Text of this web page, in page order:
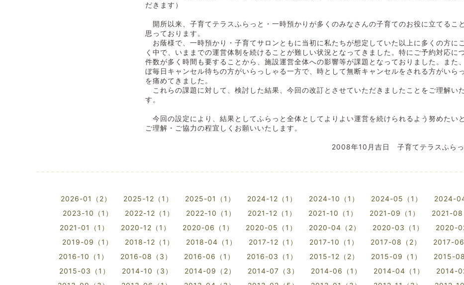
だきます）
開所以来、子育てテラスふらっと・一時預かりが多くのみなさんの子育てのお役に立てるこ
思っております。
お蔭様で、一時預かり・子育てサロンともに当初に私たちが想定していた以上に多くの方に
く中で、いままでの運営体制を続けることが難しい状況となってきました。特にご予約対応に
件数が多く時間も要することから、施設運営全体への影響等が課題となっておりました。また
ぼ毎日キャンセル待ちの方がいらっしゃる一方で、時として無断キャンセルをされる方がいら
を痛めてきました。
これらの課題に対して、検討した結果、今回の改訂とさせていただきましたことをご理解い
す。
今回の設定により、結果としてふらっと全体としてよりよい運営を続けられるよう努めたい
ご理解・ご協力の程宜しくお願いいたします。
2008年10月吉日 子育てテラスふらっ
2026-01（2） 2025-12（1） 2025-01（1） 2024-12（1） 2024-10（1） 2024-05（1） 2024-04
2023-10（1）
2022-12（1） 2022-10（1） 2021-12（1） 2021-10（1） 2021-09（1） 2021-08
2021-01（1）
2020-12（1） 2020-06（1） 2020-05（1） 2020-04（2） 2020-03（1） 2020-
2019-09（1）
2018-12（1） 2018-04（1） 2017-12（1） 2017-10（1） 2017-08（2） 2017-06
2016-10（1）
2016-08（3） 2016-06（1） 2016-03（1） 2015-12（2） 2015-09（1） 2015-08
2015-03（1）
2014-10（3） 2014-09（2） 2014-07（3） 2014-06（1） 2014-04（1） 2014-